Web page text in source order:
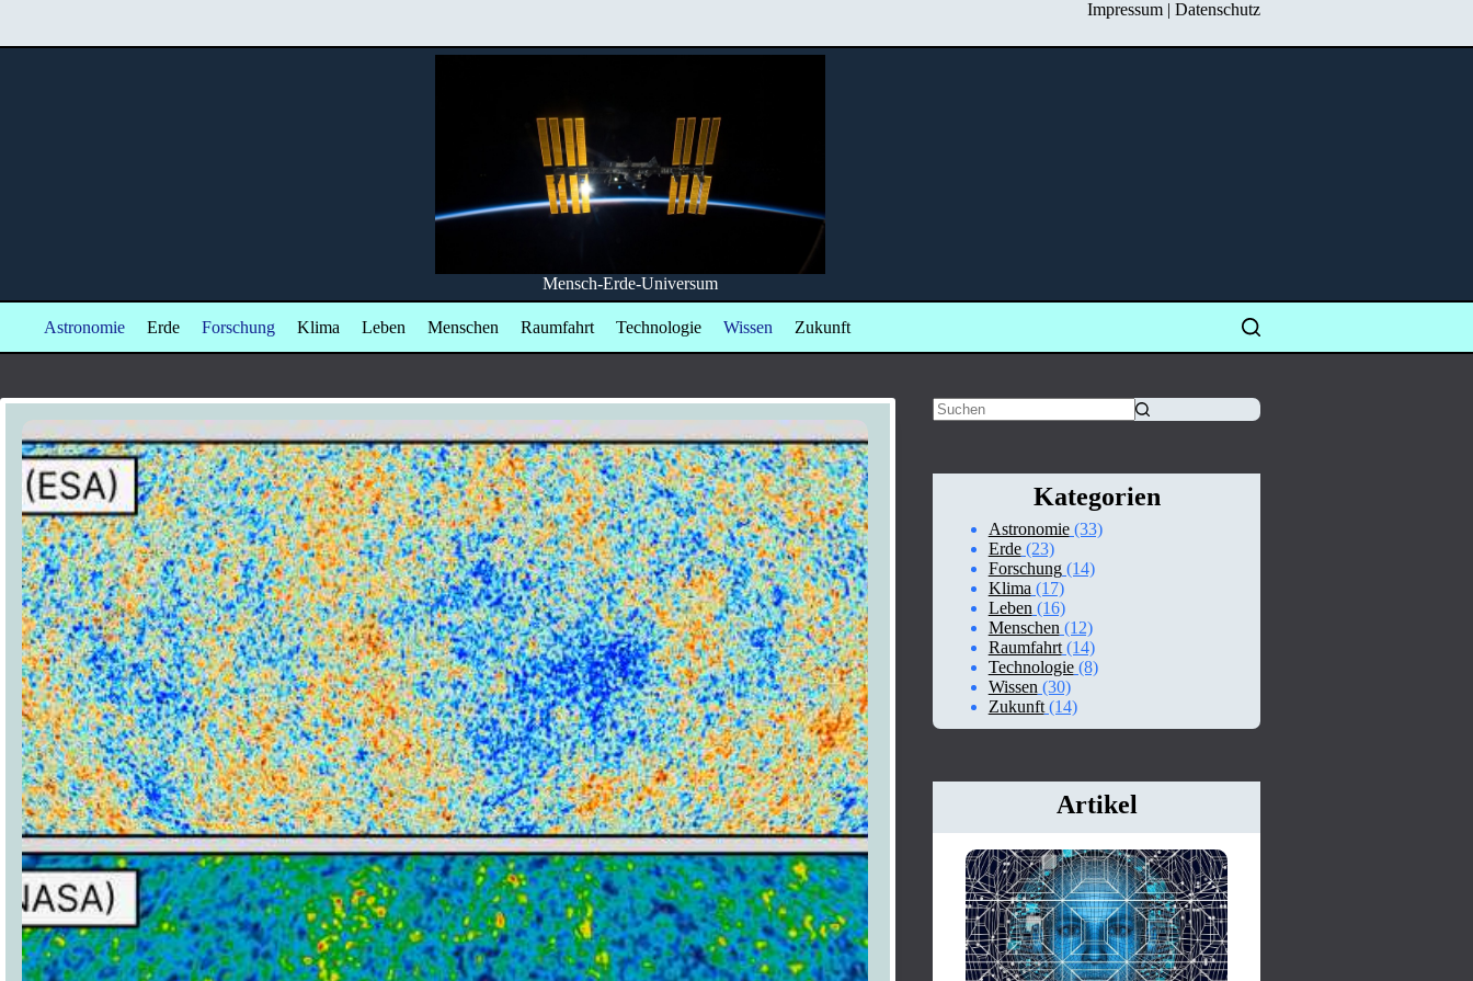
springen
Impressum | Datenschutz
Mensch-Erde-Universum
Astronomie Erde Forschung Klima Leben Menschen Raumfahrt Technologie Wissen Zukunft
Kategorien
Astronomie(33)
Erde(23)
Forschung(14)
Klima (17)
Leben (16)
Menschen (12)
Raumfahrt(14)
Technologie(8)
Wissen (30)
Zukunft(14)
Artikel